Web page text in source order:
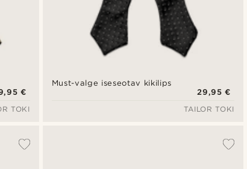
€
TOKI
Must-valge iseseotav kikilips
29,95 €
TAILOR TOKI